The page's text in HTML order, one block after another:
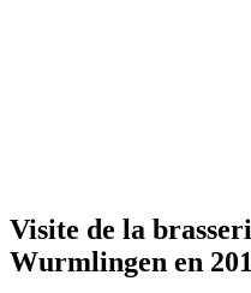
Visite de la
Wurmlingen en